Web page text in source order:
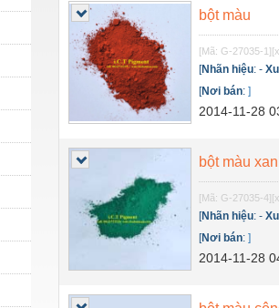
bột màu
[Mã: G-27035-1]
[Nhãn hiệu:-
[Nơi bán:]
2014-11-28
bột màu
[Mã: G-27035-4]
[Nhãn hiệu:-
[Nơi bán:]
2014-11-28